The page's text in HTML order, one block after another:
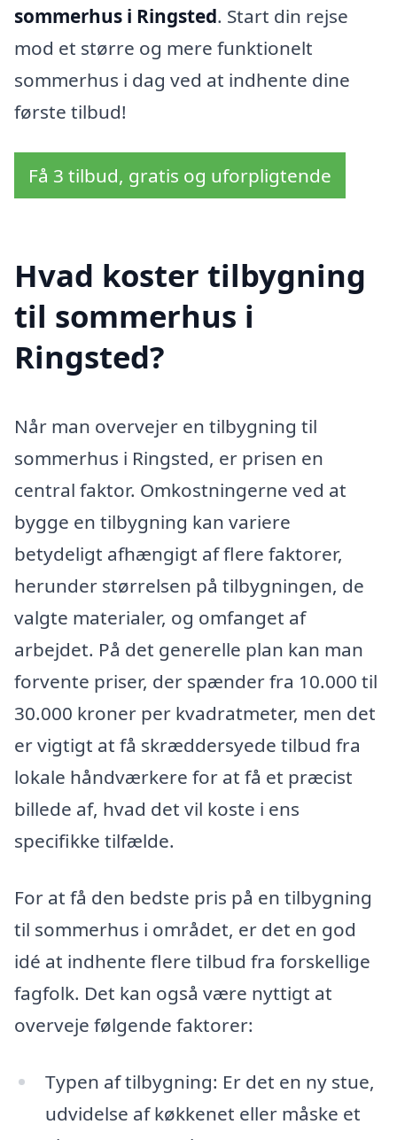
sommerhus i Ringsted. Start din rejse
mod et større og mere funktionelt
sommerhus i dag ved at indhente dine
første tilbud!
Få 3 tilbud, gratis og uforpligtende
Hvad koster tilbygning
til sommerhus i
Ringsted?
Når man overvejer en tilbygning til
sommerhus i Ringsted, er prisen en
central faktor. Omkostningerne ved at
bygge en tilbygning kan variere
betydeligt afhængigt af flere faktorer,
herunder størrelsen på tilbygningen, de
valgte materialer, og omfanget af
arbejdet. På det generelle plan kan man
forvente priser, der spænder fra 10.000 til
30.000 kroner per kvadratmeter, men det
er vigtigt at få skræddersyede tilbud fra
lokale håndværkere for at få et præcist
billede af, hvad det vil koste i ens
specifikke tilfælde.
For at få den bedste pris på en tilbygning
til sommerhus i området, er det en god
idé at indhente flere tilbud fra forskellige
fagfolk. Det kan også være nyttigt at
overveje følgende faktorer:
Typen af tilbygning: Er det en ny stue,
udvidelse af køkkenet eller måske et